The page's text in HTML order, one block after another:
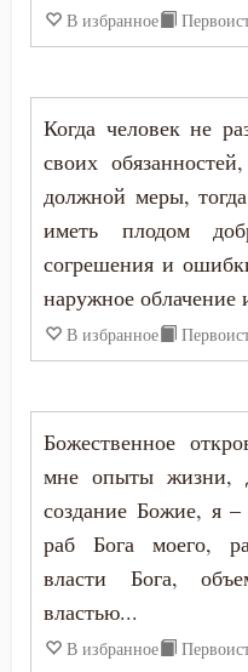
В избранное
Когда человек не
своих
должной меры,
иметь плодом
согрешения и
наружное облачение
В избранное
Божественное
мне опыты жизни,
создание Божие, я
раб Бога моего,
власти Бога,
властью...
В избранное